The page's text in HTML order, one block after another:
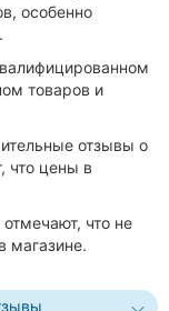
особенно
товаров и
отзывы о
что цены в
что не
магазине.